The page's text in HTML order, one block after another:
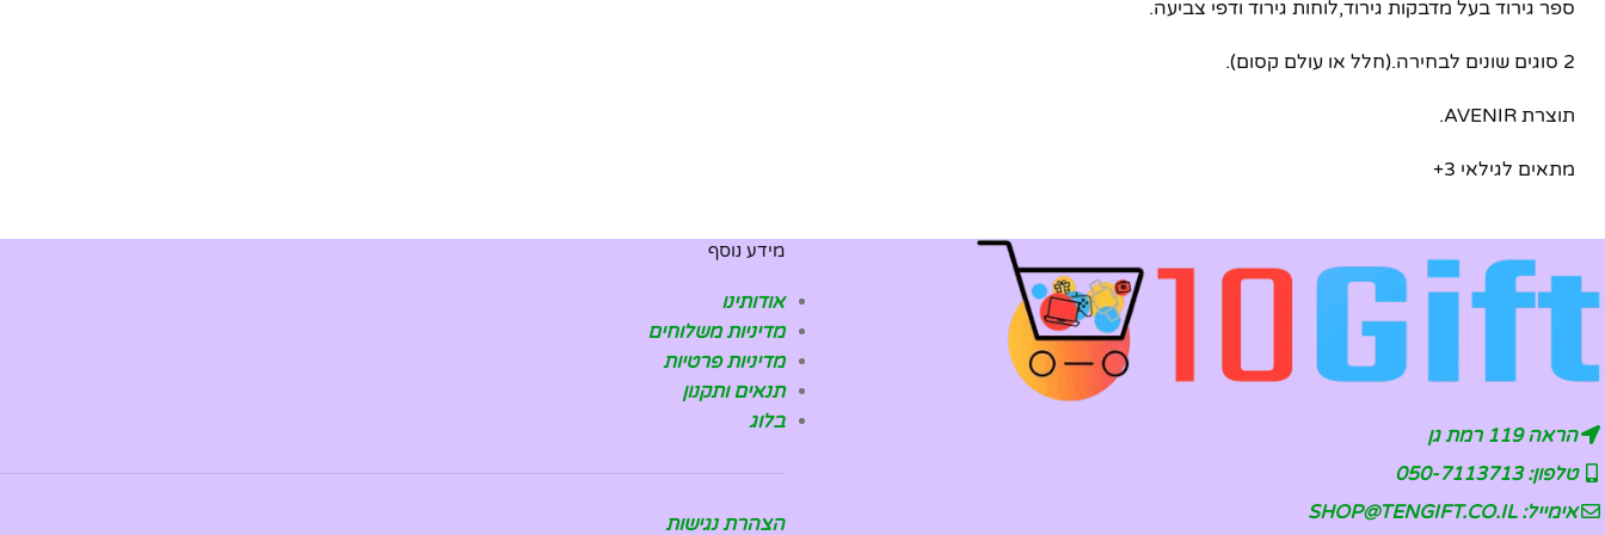
ספר גירוד בעל מדבקות גירוד,לוחות גירוד ודפי צביעה.
2 סוגים שונים לבחירה.(חלל או עולם קסום).
תוצרת AVENIR.
מתאים לגילאי 3+
הראה 119 רמת גן
טלפון: 050-7113713
אימייל: SHOP@TENGIFT.CO.IL
מידע נוסף
אודותינו
מדיניות משלוחים
מדיניות פרטיות
תנאים ותקנון
בלוג
הצהרת נגישות